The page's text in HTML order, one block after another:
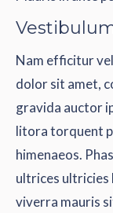
Nam efficitur
dolor sit amet,
gravida auctor
litora torquent
himenaeos.
ultrices ultricies
viverra mauris